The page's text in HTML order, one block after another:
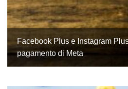
Facebook Plus e Instagram
pagamento di Meta